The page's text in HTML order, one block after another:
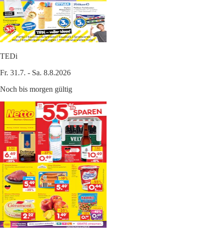
TEDi
Fr. 31.7. - Sa. 8.8.2026
Noch bis morgen gültig